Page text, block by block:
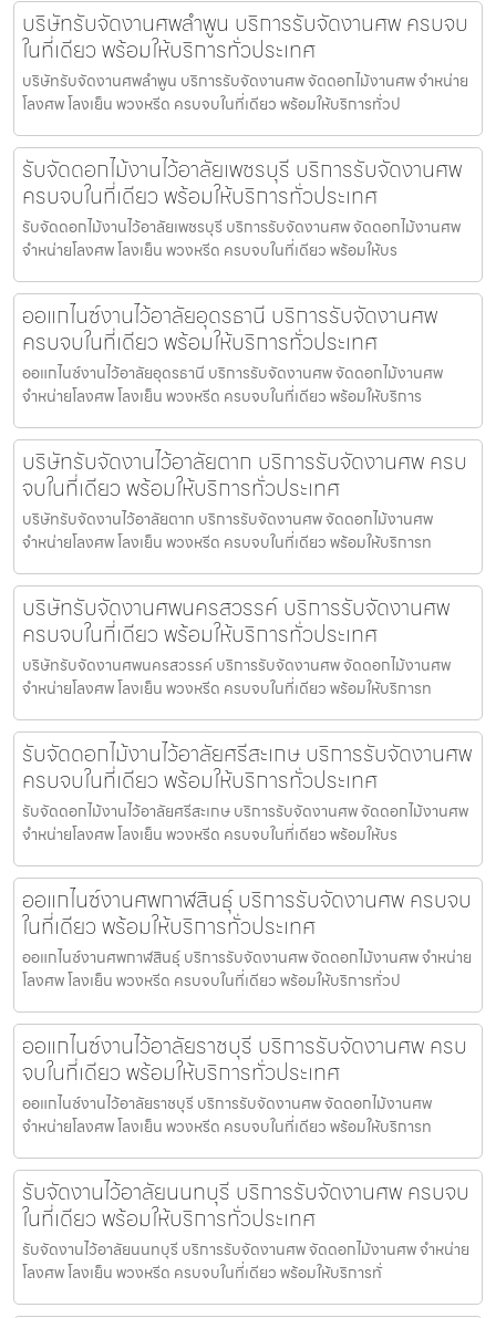
บริษัทรับจัดงานศพลำพูน บริการรับจัดงานศพ ครบจบ
ในที่เดียว พร้อมให้บริการทั่วประเทศ
บริษัทรับจัดงานศพลำพูน บริการรับจัดงานศพ จัดดอกไม้งานศพ จำหน่าย
โลงศพ โลงเย็น พวงหรีด ครบจบในที่เดียว พร้อมให้บริการทั่วป
รับจัดดอกไม้งานไว้อาลัยเพชรบุรี บริการรับจัดงานศพ
ครบจบในที่เดียว พร้อมให้บริการทั่วประเทศ
รับจัดดอกไม้งานไว้อาลัยเพชรบุรี บริการรับจัดงานศพ จัดดอกไม้งานศพ
จำหน่ายโลงศพ โลงเย็น พวงหรีด ครบจบในที่เดียว พร้อมให้บร
ออแกไนซ์งานไว้อาลัยอุดรธานี บริการรับจัดงานศพ
ครบจบในที่เดียว พร้อมให้บริการทั่วประเทศ
ออแกไนซ์งานไว้อาลัยอุดรธานี บริการรับจัดงานศพ จัดดอกไม้งานศพ
จำหน่ายโลงศพ โลงเย็น พวงหรีด ครบจบในที่เดียว พร้อมให้บริการ
บริษัทรับจัดงานไว้อาลัยตาก บริการรับจัดงานศพ ครบ
จบในที่เดียว พร้อมให้บริการทั่วประเทศ
บริษัทรับจัดงานไว้อาลัยตาก บริการรับจัดงานศพ จัดดอกไม้งานศพ
จำหน่ายโลงศพ โลงเย็น พวงหรีด ครบจบในที่เดียว พร้อมให้บริการท
บริษัทรับจัดงานศพนครสวรรค์ บริการรับจัดงานศพ
ครบจบในที่เดียว พร้อมให้บริการทั่วประเทศ
บริษัทรับจัดงานศพนครสวรรค์ บริการรับจัดงานศพ จัดดอกไม้งานศพ
จำหน่ายโลงศพ โลงเย็น พวงหรีด ครบจบในที่เดียว พร้อมให้บริการท
รับจัดดอกไม้งานไว้อาลัยศรีสะเกษ บริการรับจัดงานศพ
ครบจบในที่เดียว พร้อมให้บริการทั่วประเทศ
รับจัดดอกไม้งานไว้อาลัยศรีสะเกษ บริการรับจัดงานศพ จัดดอกไม้งานศพ
จำหน่ายโลงศพ โลงเย็น พวงหรีด ครบจบในที่เดียว พร้อมให้บร
ออแกไนซ์งานศพกาฬสินธุ์ บริการรับจัดงานศพ ครบจบ
ในที่เดียว พร้อมให้บริการทั่วประเทศ
ออแกไนซ์งานศพกาฬสินธุ์ บริการรับจัดงานศพ จัดดอกไม้งานศพ จำหน่าย
โลงศพ โลงเย็น พวงหรีด ครบจบในที่เดียว พร้อมให้บริการทั่วป
ออแกไนซ์งานไว้อาลัยราชบุรี บริการรับจัดงานศพ ครบ
จบในที่เดียว พร้อมให้บริการทั่วประเทศ
ออแกไนซ์งานไว้อาลัยราชบุรี บริการรับจัดงานศพ จัดดอกไม้งานศพ
จำหน่ายโลงศพ โลงเย็น พวงหรีด ครบจบในที่เดียว พร้อมให้บริการท
รับจัดงานไว้อาลัยนนทบุรี บริการรับจัดงานศพ ครบจบ
ในที่เดียว พร้อมให้บริการทั่วประเทศ
รับจัดงานไว้อาลัยนนทบุรี บริการรับจัดงานศพ จัดดอกไม้งานศพ จำหน่าย
โลงศพ โลงเย็น พวงหรีด ครบจบในที่เดียว พร้อมให้บริการทั่